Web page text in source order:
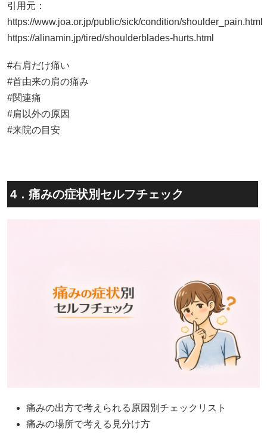
引用元：
https://www.joa.or.jp/public/sick/condition/shoulder_pain.html
https://alinamin.jp/tired/shoulderblades-hurts.html
#右肩だけ痛い
#首由来の肩の痛み
#関連痛
#肩以外の原因
#来院の目安
4．痛みの症状別セルフチェック
痛みの出方で考えられる原因別チェックリスト
痛みの場所で考える見分け方